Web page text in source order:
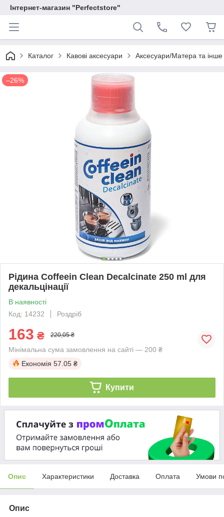
Інтернет-магазин "Perfectstore"
Каталог Кавові аксесуари Аксесуари/Матера та інше
–26%
Рідина Coffeein Clean Decalcinate 250 ml для
декальцінації
В наявності
Код: 14232
Роздріб
163 ₴ 220,05 ₴
Мінімальна сума замовлення на сайті — 200 ₴
Економія 57.05 ₴
Купити
Опис Характеристики Доставка Оплата Умови
Опис